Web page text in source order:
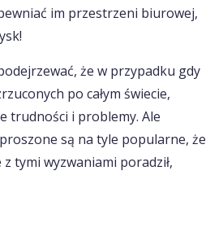
im przestrzeni biurowej,
że w przypadku gdy
po całym świecie,
trudności i problemy. Ale
są na tyle popularne, że
tymi wyzwaniami poradził,